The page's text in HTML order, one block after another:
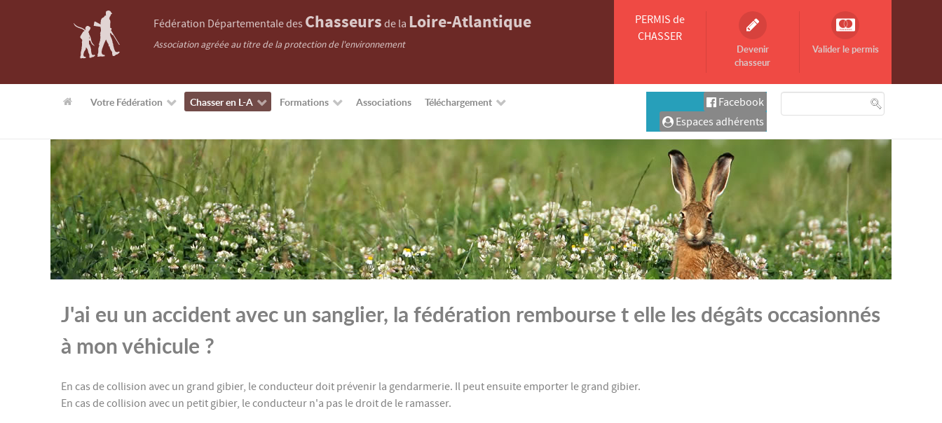
Fédération Départementale des Chasseurs de la Loire-Atlantique
Association agréée au titre de la protection de l'environnement
PERMIS de
CHASSER
Devenir
chasseur
Valider le permis
Votre Fédération Chasser en L-A Formations Associations Téléchargement
Facebook
Espaces adhérents
J'ai eu un accident avec un sanglier, la fédération rembourse t elle les dégâts occasionnés
à mon véhicule ?
En cas de collision avec un grand gibier, le conducteur doit prévenir la gendarmerie. Il peut ensuite emporter le grand gibier.
En cas de collision avec un petit gibier, le conducteur n'a pas le droit de le ramasser.